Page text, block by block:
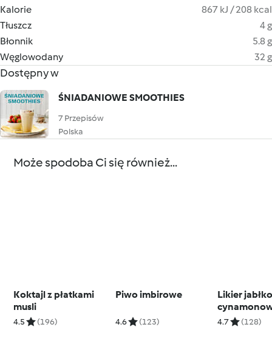
Kalorie
867 kJ / 208 kcal
Tłuszcz
4 g
Błonnik
5.8 g
Węglowodany
32 g
Dostępny w
ŚNIADANIOWE SMOOTHIES
7 Przepisów
Polska
Może spodoba Ci się również...
Koktajl z płatkami
musli
4.5 (196)
Piwo imbirowe
4.6 (123)
Likier
4.7 (128)